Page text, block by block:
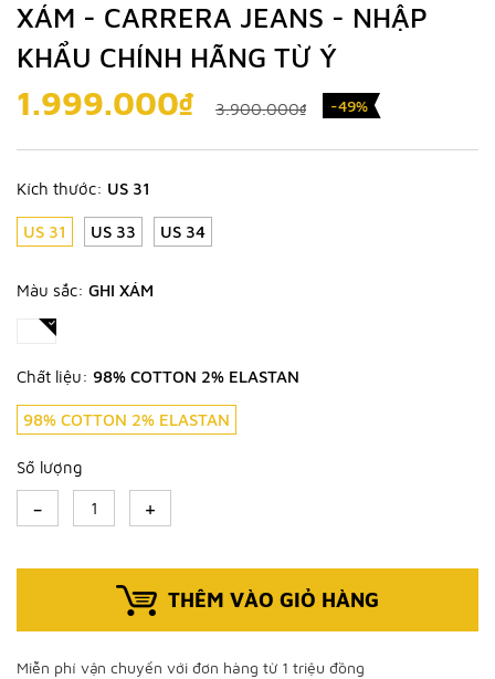
XÁM - CARRERA JEANS - NHẬP
KHẨU CHÍNH HÃNG TỪ Ý
1.999.000₫ 3.900.000₫ -49%
Kích thước: US 31
US 31 US 33 US 34
Màu sắc: GHI XÁM
Chất liệu: 98% COTTON 2% ELASTAN
98% COTTON 2% ELASTAN
Số lượng
- +
THÊM VÀO GIỎ HÀNG
Miễn phí vận chuyển với đơn hàng từ 1 triệu đồng